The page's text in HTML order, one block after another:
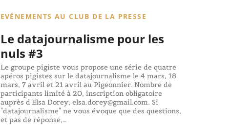
EVÉNEMENTS AU CLUB DE LA PRESSE
Le datajournalisme pour les
nuls #3
Le groupe pigiste vous propose une série de quatre
apéros pigistes sur le datajournalisme le 4 mars, 18
mars, 7 avril et 21 avril au Pigeonnier. Nombre de
participants limité à 20, inscription obligatoire
auprès d'Elsa Dorey, elsa.dorey@gmail.com. Si
"datajournalisme" ne vous évoque que des questions,
et pas de réponse,…